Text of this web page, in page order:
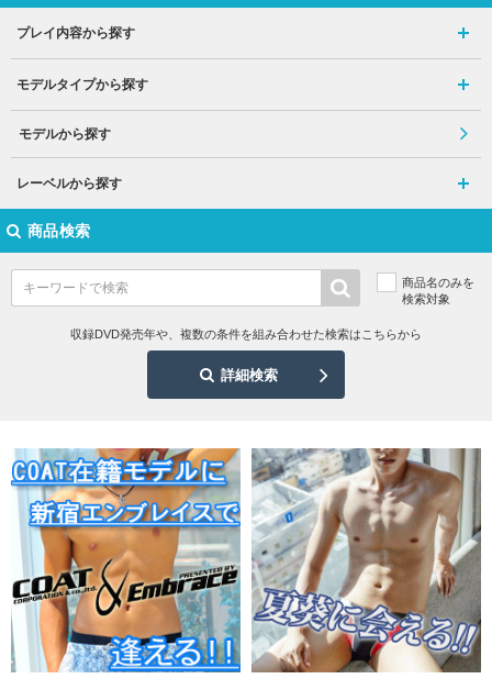
プレイ内容から探す
モデルタイプから探す
モデルから探す
レーベルから探す
商品検索
商品名のみを
検索対象
収録DVD発売年や、複数の条件を組み合わせた検索はこちらから
詳細検索